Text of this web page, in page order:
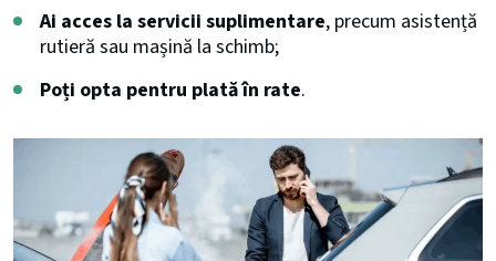
Ai acces la servicii suplimentare, precum asistență
rutieră sau mașină la schimb;
Poți opta pentru plată în rate.